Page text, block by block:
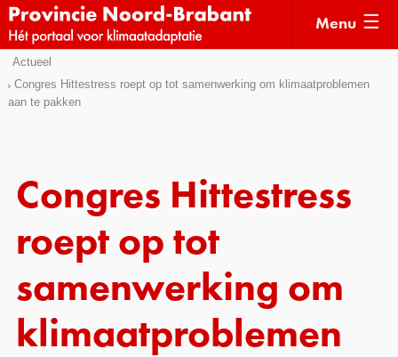
Sla
links
over
het
menu
naar
pagina
inhoud
Menu
Actueel
Congres Hittestress roept op tot samenwerking om klimaatproblemen
aan te pakken
Congres Hittestress
roept op tot
samenwerking om
klimaatproblemen
Kennisdossiers
Voorbeelden
Subsidies
Monitoring